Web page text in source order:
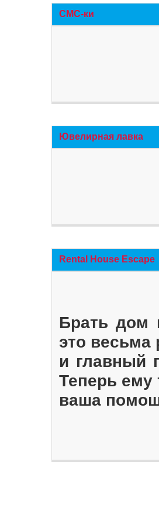
СМС-ки
Ювелирная лавка
Rental House Escape
Брать дом
это весьма
и главный
Теперь ему
ваша